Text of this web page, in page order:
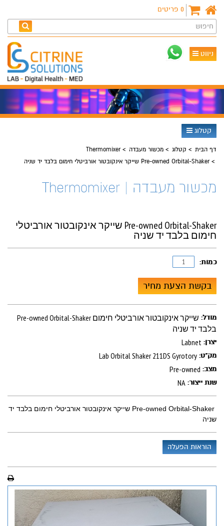
0 פריטים
חיפוש
ניווט
קטלוג
דף הבית קטלוג מכשור מעבדה
Thermomixer
Pre-owned Orbital-Shaker שייקר אינקובטור אורביטלי חימום בלבד יד שניה
מכשור מעבדה | Thermomixer
Pre-owned Orbital-Shaker שייקר אינקובטור אורביטלי
חימום בלבד יד שניה
כמות:
בקשת הצעת מחיר
מודל:
Pre-owned Orbital-Shaker שייקר אינקובטור אורביטלי חימום
בלבד יד שניה
יצרן: Labnet
מק"ט: Lab Orbital Shaker 211DS Gyrotory
מצב: Pre-owned
שנת ייצור: NA
Pre-owned Orbital-Shaker שייקר אינקובטור אורביטלי חימום בלבד יד
שניה
הוראות הפעלה